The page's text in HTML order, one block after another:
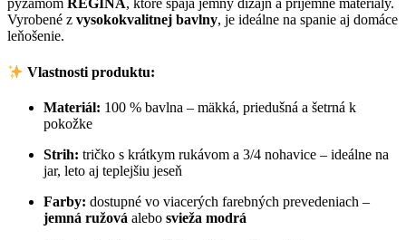
pyžamom REGINA, ktoré spája jemný dizajn a príjemné materiály.
Vyrobené z vysokokvalitnej bavlny, je ideálne na spanie aj domáce
leňošenie.
Vlastnosti produktu:
Materiál: 100 % bavlna – mäkká, priedušná a šetrná k
pokožke
Strih: tričko s krátkym rukávom a 3/4 nohavice – ideálne na
jar, leto aj teplejšiu jeseň
Farby: dostupné vo viacerých farebných prevedeniach –
jemná ružová alebo svieža modrá